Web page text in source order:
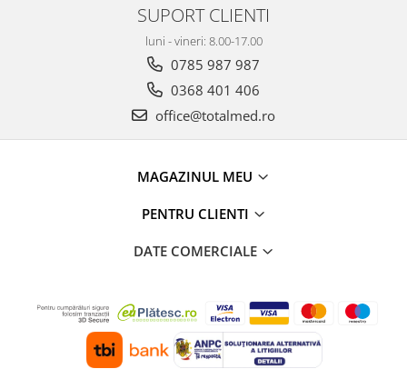
SUPORT CLIENTI
luni - vineri: 8.00-17.00
0785 987 987
0368 401 406
office@totalmed.ro
MAGAZINUL MEU
PENTRU CLIENTI
DATE COMERCIALE